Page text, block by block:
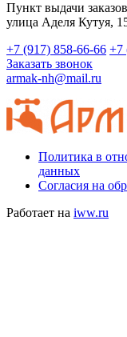
Пункт выдачи
​улица Аделя Кутуя,
+7 (917) 858-66-66 +7
Заказать звонок
armak-nh@mail.ru
Политика в
данных
Согласия на
Работает на iww.ru